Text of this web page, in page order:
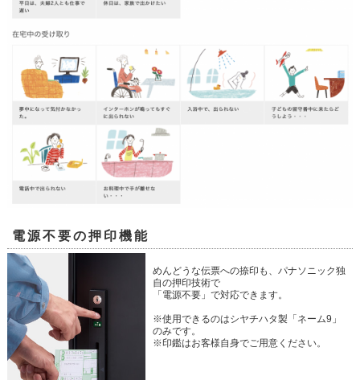
電源不要の押印機能
めんどうな伝票への捺印も、パナソニック独
自の押印技術で
「電源不要」で対応できます。
※使用できるのはシヤチハタ製「ネーム9」
のみです。
※印鑑はお客様自身でご用意ください。